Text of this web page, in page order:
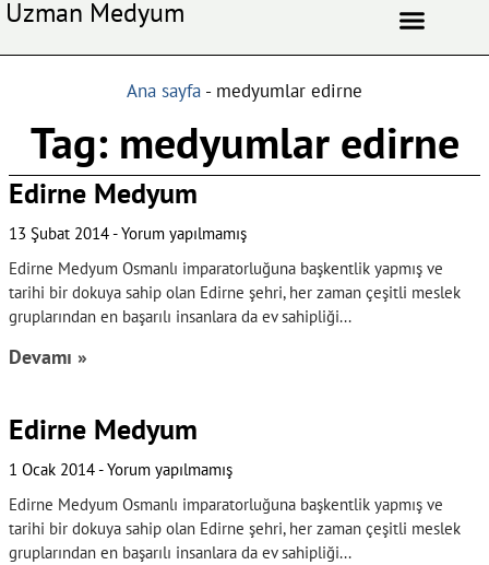
Uzman Medyum
Ana sayfa - medyumlar edirne
Tag: medyumlar edirne
Edirne Medyum
13 Şubat 2014 Yorum yapılmamış
Edirne Medyum Osmanlı imparatorluğuna başkentlik yapmış ve
tarihi bir dokuya sahip olan Edirne şehri, her zaman çeşitli meslek
gruplarından en başarılı insanlara da ev sahipliği
Devamı »
Edirne Medyum
1 Ocak 2014 Yorum yapılmamış
Edirne Medyum Osmanlı imparatorluğuna başkentlik yapmış ve
tarihi bir dokuya sahip olan Edirne şehri, her zaman çeşitli meslek
gruplarından en başarılı insanlara da ev sahipliği